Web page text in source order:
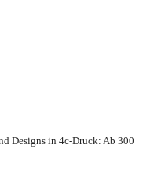
Designs in 4c-Druck: Ab 300